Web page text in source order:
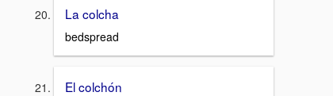
La colcha
bedspread
El colchón